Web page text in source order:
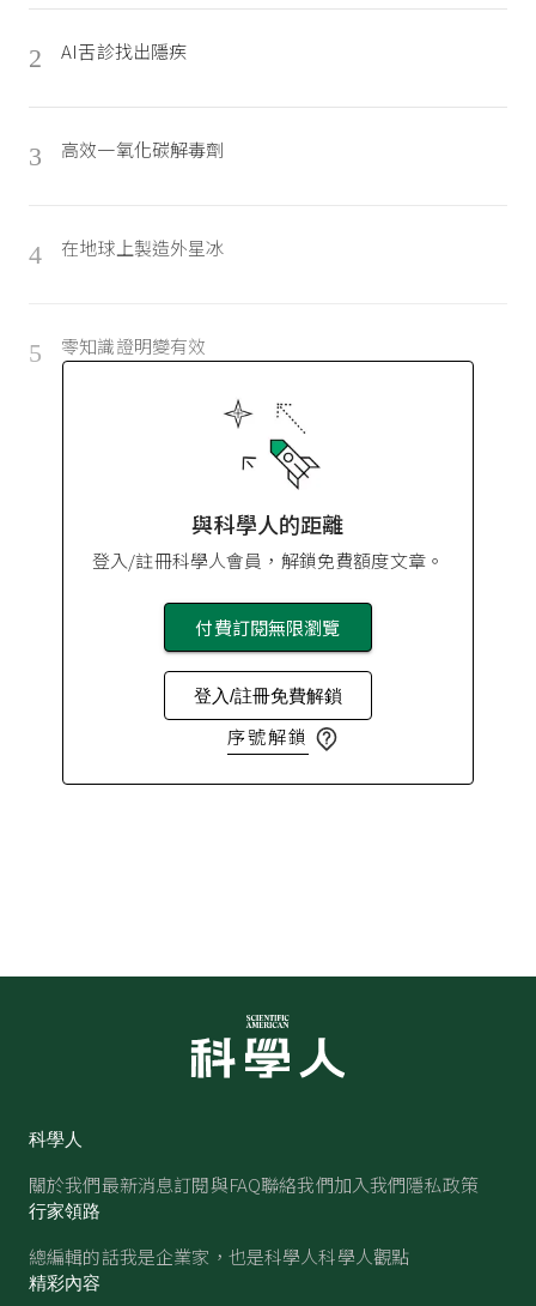
2 AI舌診找出隱疾
3 高效一氧化碳解毒劑
4 在地球上製造外星冰
5 零知識證明變有效
與科學人的距離
登入/註冊科學人會員，解鎖免費額度文章。
付費訂閱無限瀏覽
登入/註冊免費解鎖
序號解鎖
科學人
關於我們最新消息訂閱與FAQ聯絡我們加入我們隱私政策
行家領路
總編輯的話我是企業家，也是科學人科學人觀點
精彩內容